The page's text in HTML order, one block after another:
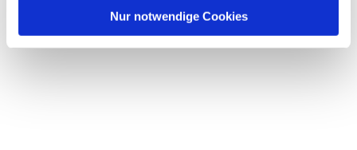
Nur notwendige Cookies